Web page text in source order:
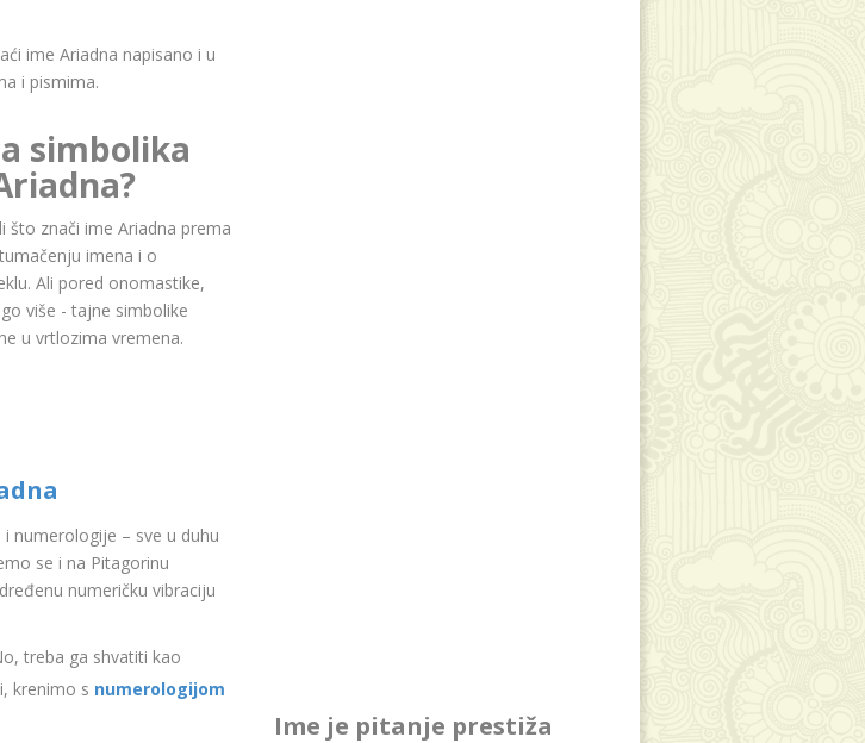
ime Ariadna napisano i u
i pismima.
simbolika
što znači ime Ariadna prema
imena i o
Ali pored onomastike,
više - tajne simbolike
u vrtlozima vremena.
numerologije – sve u duhu
se i na Pitagorinu
numeričku vibraciju
treba ga shvatiti kao
krenimo s numerologijom
Ime je pitanje prestiža